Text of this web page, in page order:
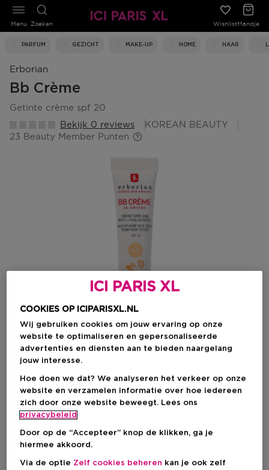
Zoeken WishlistMandje
PARFUM GEZICHT MAKE-UP HOME HAAR
Menu
Erborian
Bb Crème
getinte crème spf 20
Bekijk 0 reviews
KOREAN BEAUTY
23 Beauty Member Punten
Kies je kleur
NUDE Op voorraad
ICI PARIS XL
COOKIES OP ICIPARISXL.NL
Wij gebruiken cookies om jouw ervaring op onze
website te optimaliseren en gepersonaliseerde
advertenties en diensten aan te bieden naargelang
jouw interesse.
Hoe doen we dat? We analyseren het verkeer op onze
website en verzamelen informatie over hoe iedereen
zich door onze website beweegt. Lees ons
privacybeleid
Door op de “Accepteer” knop de klikken, ga je
hiermee akkoord.
Via de optie Zelf cookies beheren kan je ook zelf